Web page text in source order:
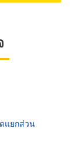
แยกส่วน